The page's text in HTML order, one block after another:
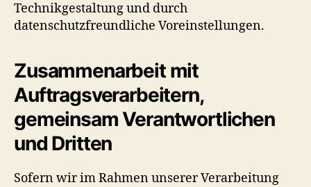
Technikgestaltung und durch
datenschutzfreundliche Voreinstellungen.
Zusammenarbeit mit
Auftragsverarbeitern,
gemeinsam Verantwortlichen
und Dritten
Sofern wir im Rahmen unserer Verarbeitung